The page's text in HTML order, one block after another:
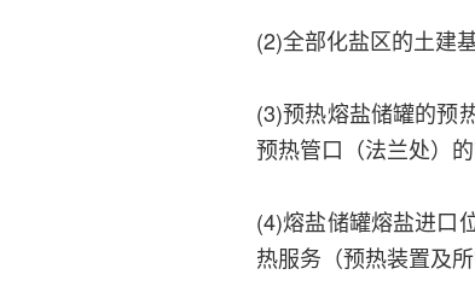
(2)全部化盐区的土建
(3)预热熔盐储罐的预
预热管口（法兰处）
(4)熔盐储罐熔盐进口
热服务（预热装置及